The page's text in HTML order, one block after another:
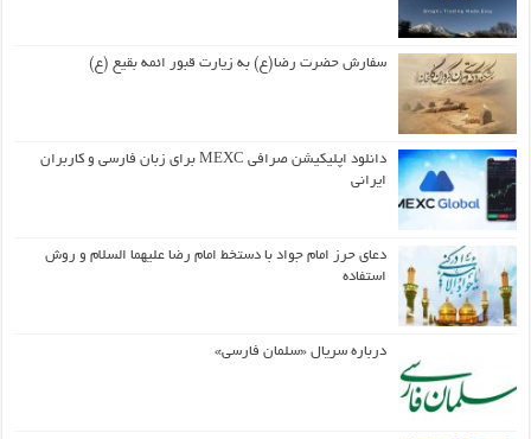
سفارش حضرت رضا(ع) به زیارت قبور ائمه بقیع (ع)
دانلود اپلیکیشن صرافی MEXC برای زبان فارسی و کاربران
ایرانی
دعای حرز امام جواد با دستخط امام رضا علیهما السلام و روش
استفاده
درباره سریال «سلمان فارسی»